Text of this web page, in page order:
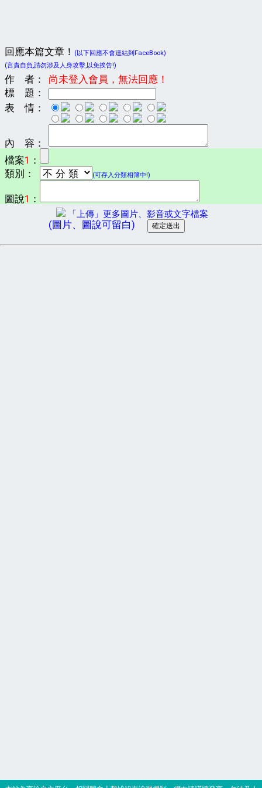
回應本篇文章！
(以下回應不會連結到FaceBook)
(言責自負,請勿涉及人身攻擊,以免挨告!)
作 者：
尚未登入會員，無法回應！
標 題：
表 情：
內 容：
檔案1 ：
類別：
(可存入分類相簿中!)
圖說1 ：
「上傳」更多圖片、影音或文字檔案
(圖片、圖說可留白)